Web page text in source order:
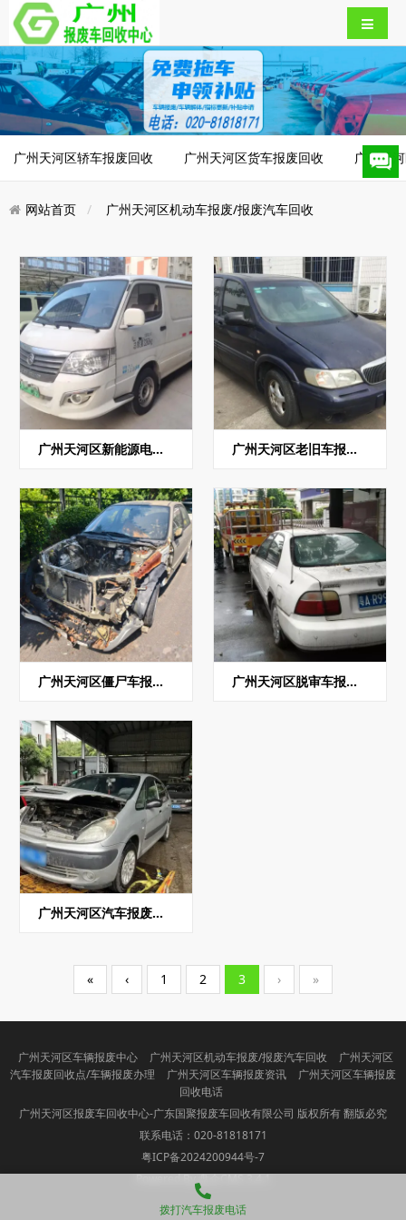
广州天河区轿车报废回收 广州天河区货车报废回收 广州天
网站首页 广州天河区机动车报废/报废汽车回收
广州天河区新能源电动货车回收 广州天河区老旧车报废回收
广州天河区僵尸车报废回收 广州天河区脱审车报废回收
广州天河区汽车报废补贴
« ‹ 1 2 3 › »
广州天河区车辆报废中心 广州天河区机动车报废/报废汽车回收
广州天河区
汽车报废回收点/车辆报废办理
广州天河区车辆报废资讯
广州天河区车辆报废
回收电话
广州天河区报废车回收中心-广东国聚报废车回收有限公司 版权所有 翻版必究
联系电话：020-81818171
粤ICP备2024200944号-7
Powered By 盘企CMS 3.4.1
盘企CMS
拨打汽车报废电话